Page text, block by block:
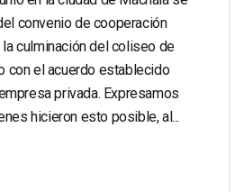
convenio de cooperación
culminación del coliseo de
con el acuerdo establecido
privada. Expresamos
hicieron esto posible, al...